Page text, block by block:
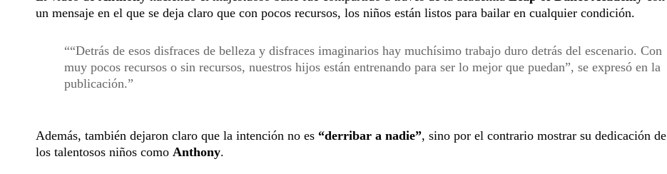
un mensaje en el que se deja claro que con pocos recursos, los niños están listos para bailar en cualquier condición.
“Detrás de esos disfraces de belleza y disfraces imaginarios hay muchísimo trabajo duro detrás del escenario. Con
muy pocos recursos o sin recursos, nuestros hijos están entrenando para ser lo mejor que puedan”, se expresó en la
publicación.
Además, también dejaron claro que la intención no es “derribar a nadie”, sino por el contrario mostrar su dedicación de
los talentosos niños como Anthony.